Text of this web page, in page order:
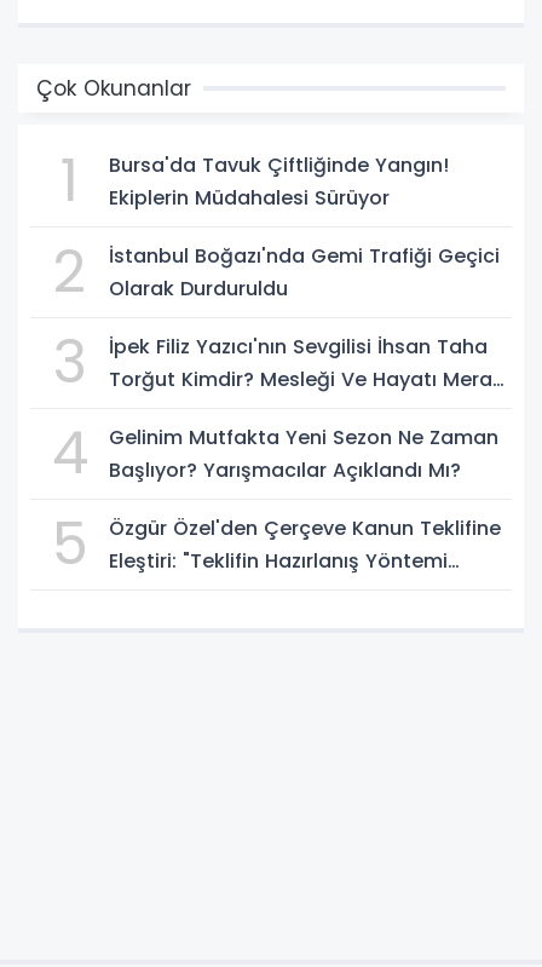
Çok Okunanlar
1
Bursa'da Tavuk Çiftliğinde Yangın!
Ekiplerin Müdahalesi Sürüyor
2
İstanbul Boğazı'nda Gemi Trafiği Geçici
Olarak Durduruldu
3
İpek Filiz Yazıcı'nın Sevgilisi İhsan Taha
Torğut Kimdir? Mesleği Ve Hayatı Merak
4
Gelinim Mutfakta Yeni Sezon Ne Zaman
Başlıyor? Yarışmacılar Açıklandı Mı?
5
Özgür Özel'den Çerçeve Kanun Teklifine
Eleştiri: "Teklifin Hazırlanış Yöntemi